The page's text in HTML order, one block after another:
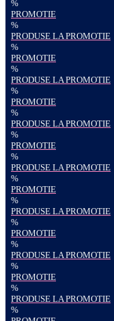
%
PROMOTIE
%
PRODUSE LA PROMOTIE
%
PROMOTIE
%
PRODUSE LA PROMOTIE
%
PROMOTIE
%
PRODUSE LA PROMOTIE
%
PROMOTIE
%
PRODUSE LA PROMOTIE
%
PROMOTIE
%
PRODUSE LA PROMOTIE
%
PROMOTIE
%
PRODUSE LA PROMOTIE
%
PROMOTIE
%
PRODUSE LA PROMOTIE
%